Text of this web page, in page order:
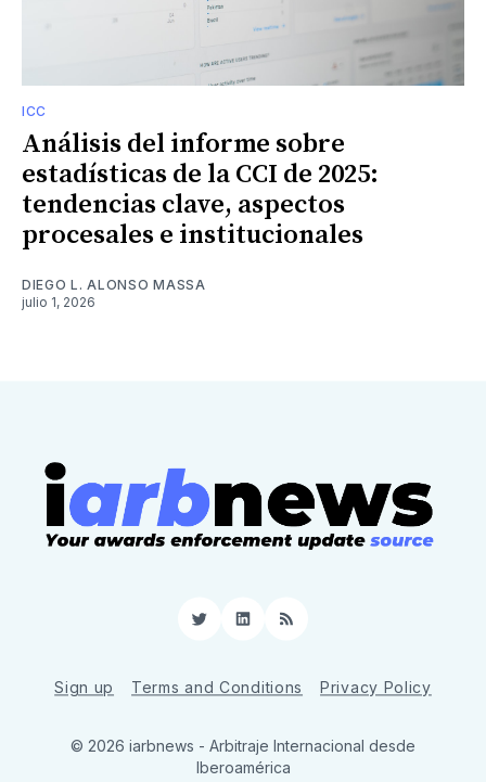
ICC
Análisis del informe sobre
estadísticas de la CCI de 2025:
tendencias clave, aspectos
procesales e institucionales
DIEGO L. ALONSO MASSA
julio 1, 2026
TwitterLinkedIn
RSS
Sign up Terms and Conditions Privacy Policy
© 2026 iarbnews - Arbitraje Internacional desde
Iberoamérica